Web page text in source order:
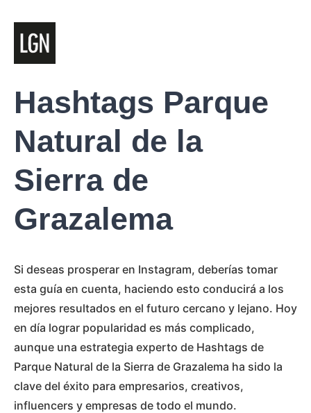
Hashtags Parque
Natural de la
Sierra de
Grazalema
Si deseas prosperar en Instagram, deberías tomar
esta guía en cuenta, haciendo esto conducirá a los
mejores resultados en el futuro cercano y lejano. Hoy
en día lograr popularidad es más complicado,
aunque una estrategia experto de Hashtags de
Parque Natural de la Sierra de Grazalema ha sido la
clave del éxito para empresarios, creativos,
influencers y empresas de todo el mundo.